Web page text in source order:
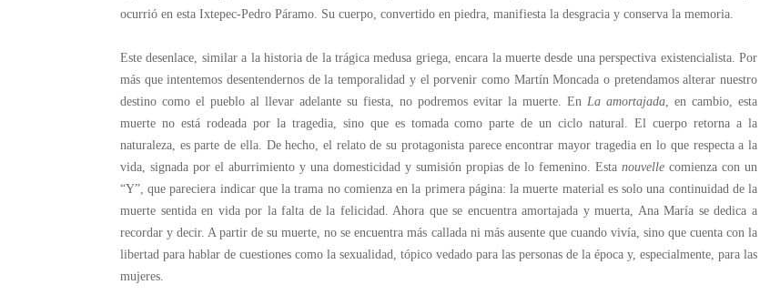
ocurrió en esta Ixtepec-Pedro Páramo. Su cuerpo, convertido en piedra, manifiesta la desgracia y conserva la memoria.
Este desenlace, similar a la historia de la trágica medusa griega, encara la muerte desde una perspectiva existencialista. Por
más que intentemos desentendernos de la temporalidad y el porvenir como Martín Moncada o pretendamos alterar nuestro
destino como el pueblo al llevar adelante su fiesta, no podremos evitar la muerte. En La amortajada , en cambio, esta
muerte no está rodeada por la tragedia, sino que es tomada como parte de un ciclo natural. El cuerpo retorna a la
naturaleza, es parte de ella. De hecho, el relato de su protagonista parece encontrar mayor tragedia en lo que respecta a la
vida, signada por el aburrimiento y una domesticidad y sumisión propias de lo femenino. Esta nouvelle comienza con un
“Y”, que pareciera indicar que la trama no comienza en la primera página: la muerte material es solo una continuidad de la
muerte sentida en vida por la falta de la felicidad. Ahora que se encuentra amortajada y muerta, Ana María se dedica a
recordar y decir. A partir de su muerte, no se encuentra más callada ni más ausente que cuando vivía, sino que cuenta con la
libertad para hablar de cuestiones como la sexualidad, tópico vedado para las personas de la época y, especialmente, para las
mujeres.